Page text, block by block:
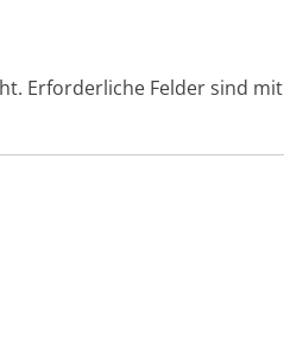
Erforderliche Felder sind mit